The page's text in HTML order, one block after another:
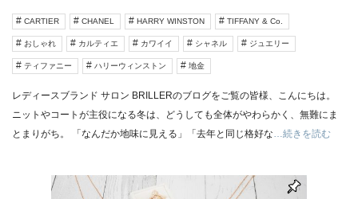
CARTIER CHANEL HARRY WINSTON TIFFANY & Co.
おしゃれ カルティエ カワイイ シャネル ジュエリー
ティファニー ハリーウィンストン 地金
レディースブランド サロン BRILLERのブログをご覧の皆様、こんにちは。
ニットやコートが主役になる冬は、どうしても全体がやわらかく、無難にま
とまりがち。 「なんだか地味に見える」「去年と同じ格好な …続きを読む